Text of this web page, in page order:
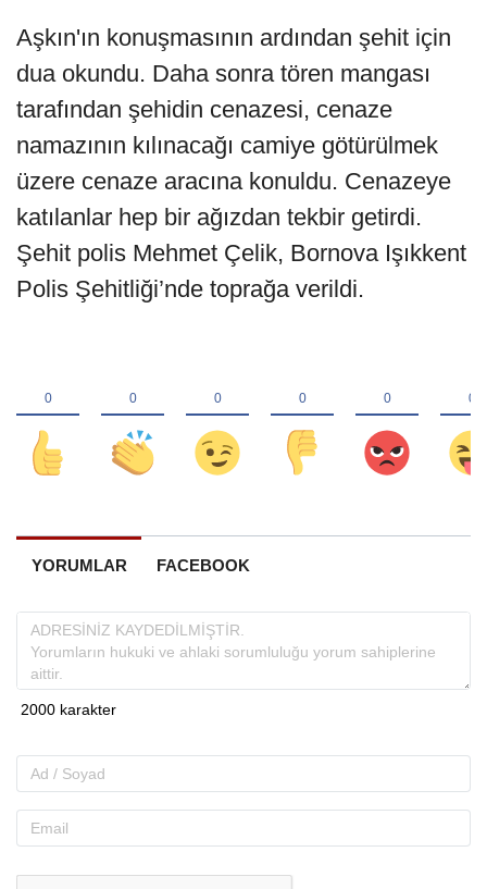
Aşkın'ın konuşmasının ardından şehit için
dua okundu. Daha sonra tören mangası
tarafından şehidin cenazesi, cenaze
namazının kılınacağı camiye götürülmek
üzere cenaze aracına konuldu. Cenazeye
katılanlar hep bir ağızdan tekbir getirdi.
Şehit polis Mehmet Çelik, Bornova Işıkkent
Polis Şehitliği’nde toprağa verildi.
YORUMLAR FACEBOOK